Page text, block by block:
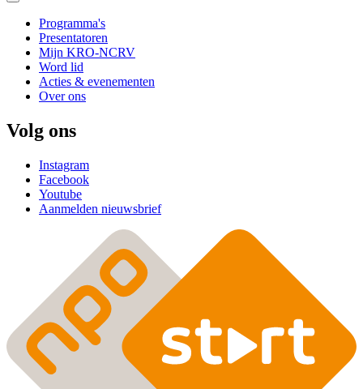
Programma's
Presentatoren
Mijn KRO-NCRV
Word lid
Acties & evenementen
Over ons
Volg ons
Instagram
Facebook
Youtube
Aanmelden nieuwsbrief